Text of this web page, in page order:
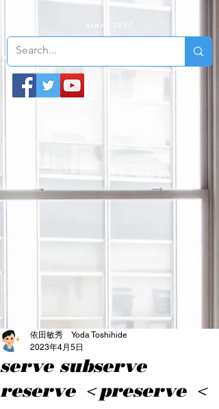
since 2017
serve subserve
reserve ＜preserve ＜
依田敏秀 Yoda Toshihide
2023年4月5日